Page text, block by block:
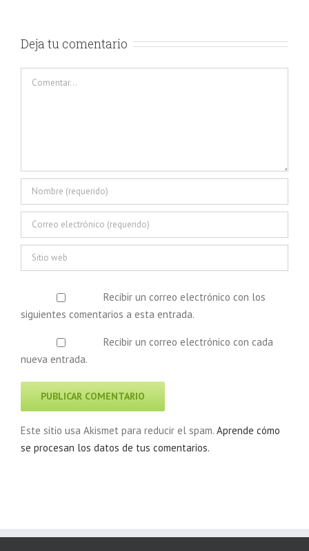
Deja tu comentario
Recibir un correo electrónico con los
siguientes comentarios a esta entrada.
Recibir un correo electrónico con cada
nueva entrada.
Este sitio usa Akismet para reducir el spam. Aprende cómo
se procesan los datos de tus comentarios.